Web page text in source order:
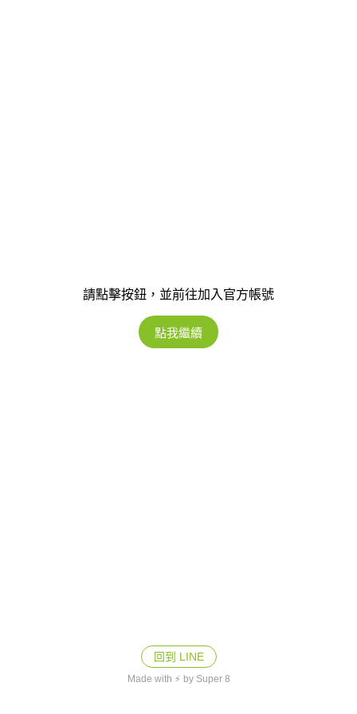
請點擊按鈕，並前往加入官方帳號
點我繼續
回到 LINE
Made with ⚡ by Super 8